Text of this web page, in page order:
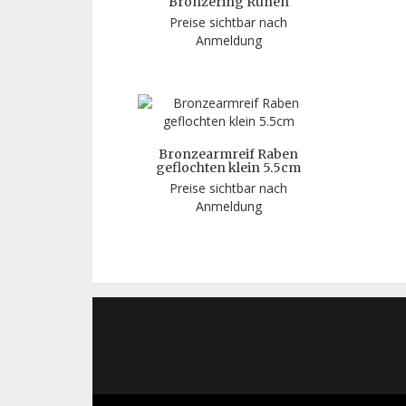
Preise sichtbar nach
Anmeldung
Bronzearmreif Raben
geflochten klein 5.5cm
Preise sichtbar nach
Anmeldung